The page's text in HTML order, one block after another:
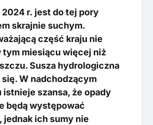
2024 r. jest do tej pory
skrajnie suchym.
część kraju nie
tym miesiącu więcej niż
Susza hydrologiczna
się. W nadchodzącym
szansa, że opady
będą występować
jednak ich sumy nie